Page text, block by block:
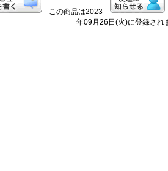
この商品は2023
年09月26日(火)に登録され